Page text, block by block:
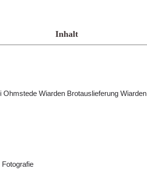
Inhalt
Ohmstede Wiarden Brotauslieferung Wiarden